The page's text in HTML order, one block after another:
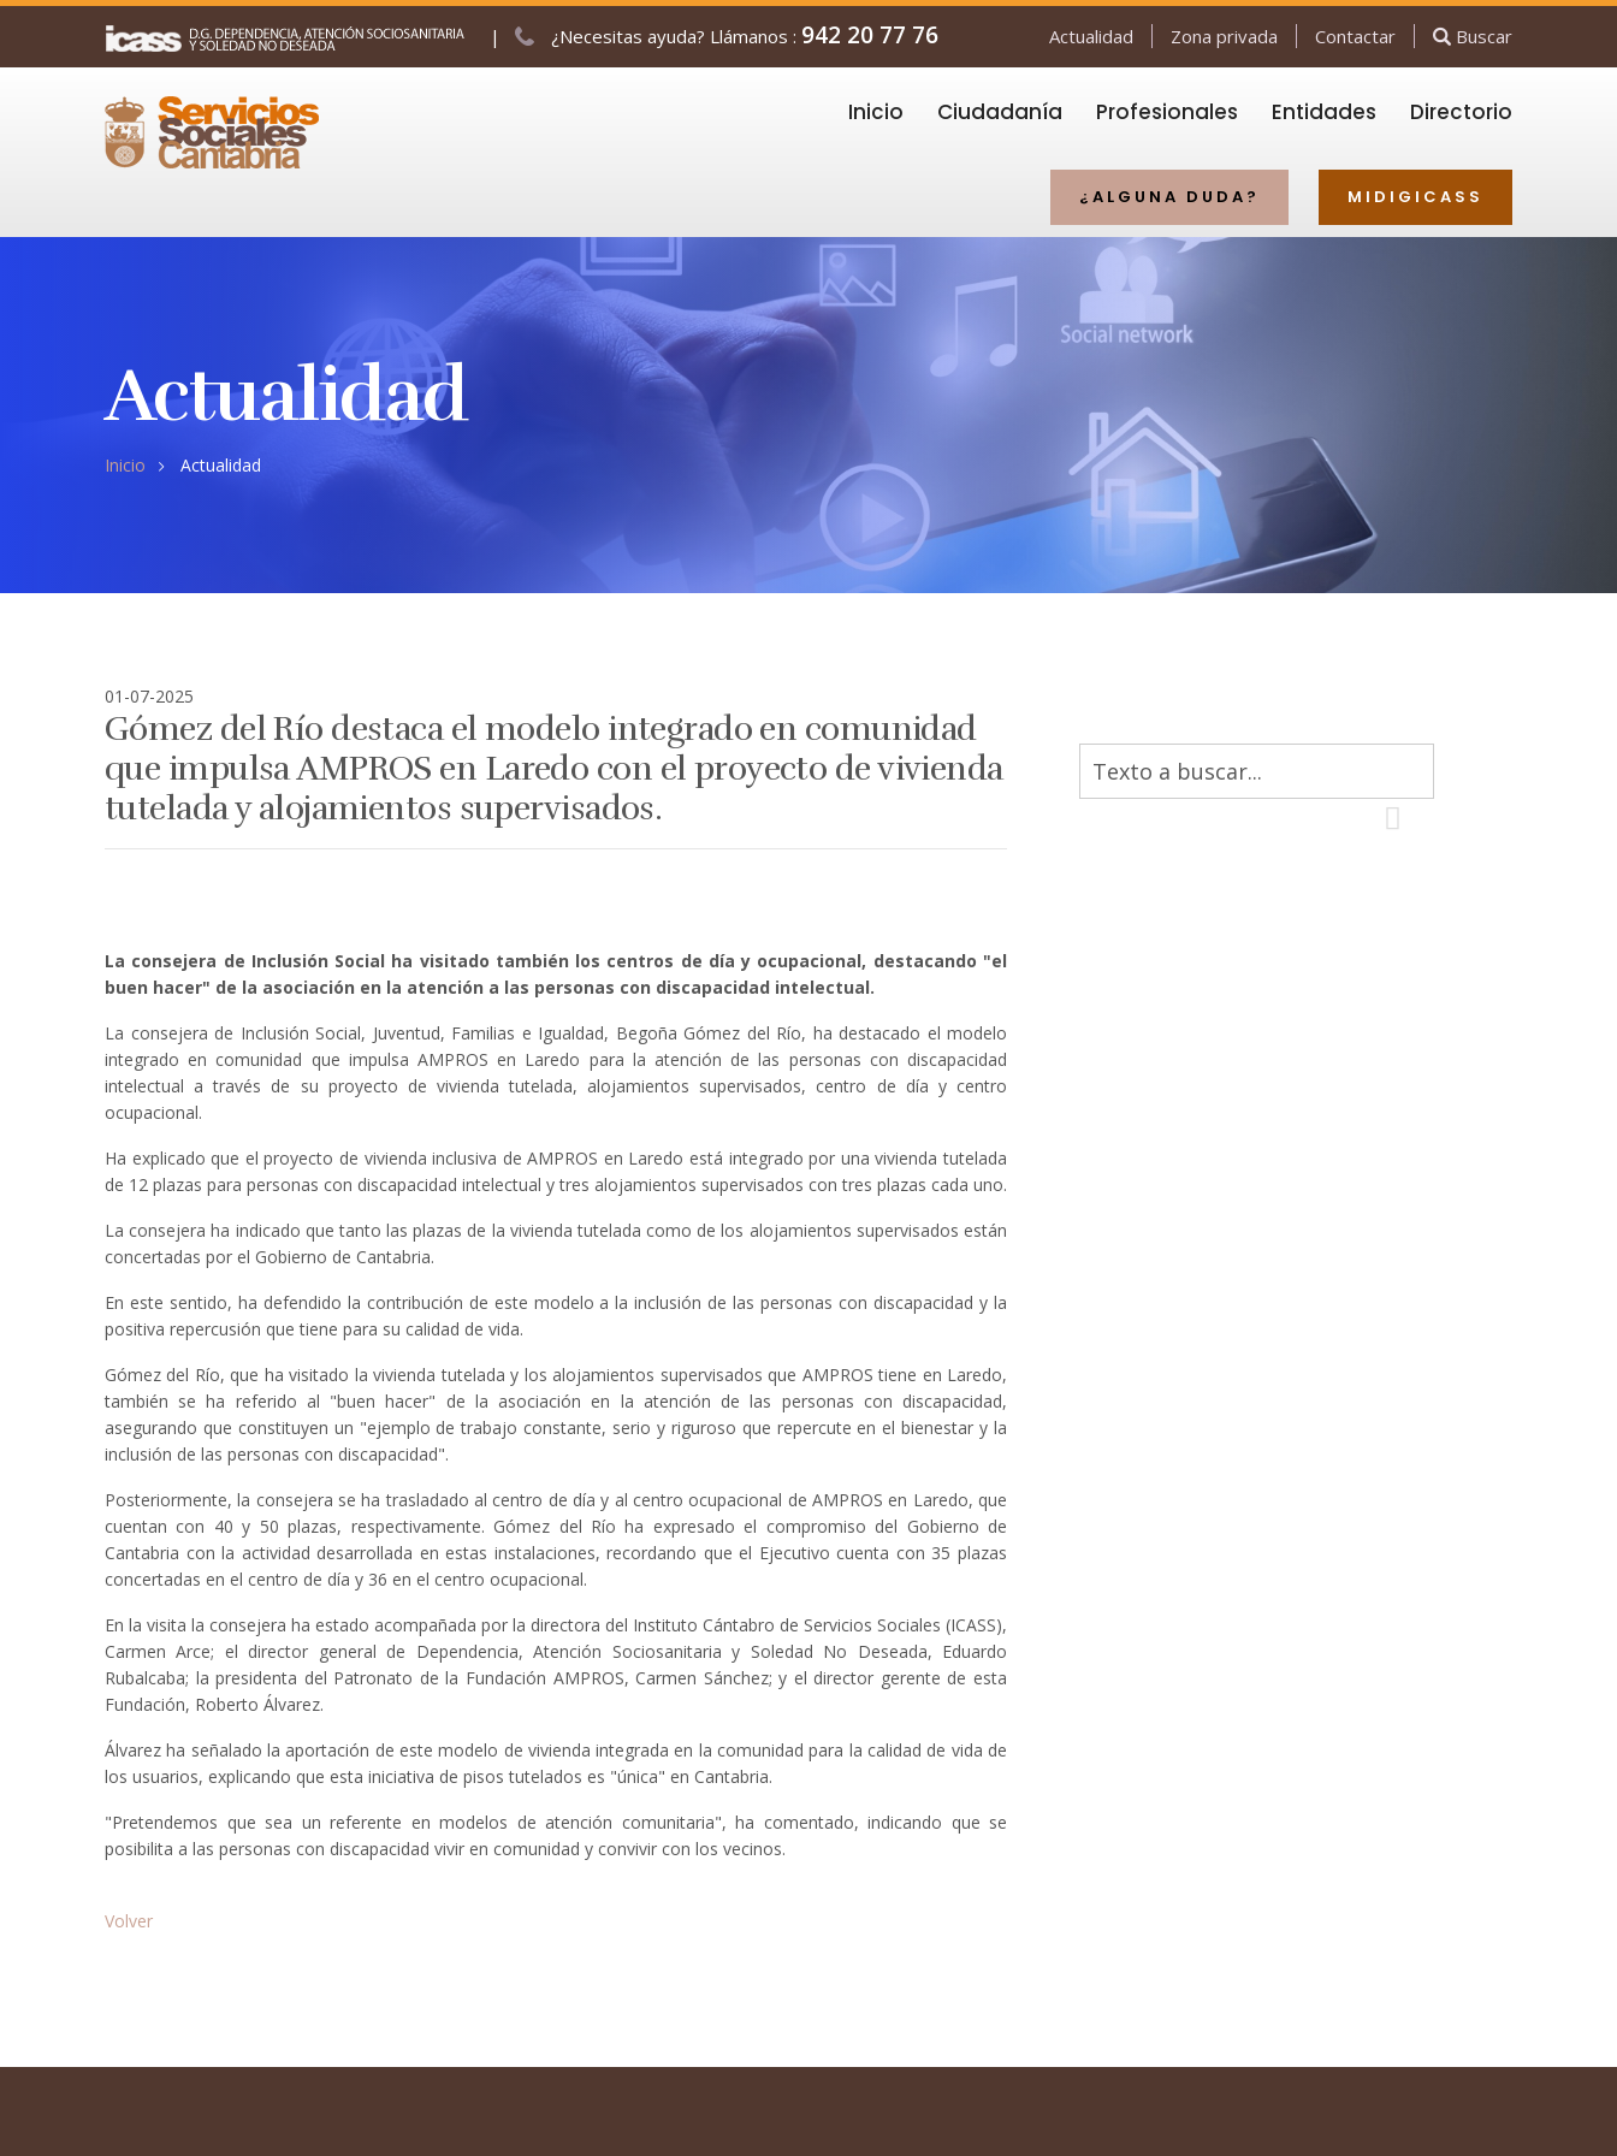
| ¿Necesitas ayuda? Llámanos : 942 20 77 76 Actualidad Zona privada Contactar Buscar
Inicio Ciudadanía Profesionales Entidades Directorio
MIDIGICASS
¿ALGUNA DUDA?
Actualidad
Inicio Actualidad
01-07-2025
Gómez del Río destaca el modelo integrado en comunidad
que impulsa AMPROS en Laredo con el proyecto de vivienda
tutelada y alojamientos supervisados.
La consejera de Inclusión Social ha visitado también los centros de día y ocupacional, destacando "el
buen hacer" de la asociación en la atención a las personas con discapacidad intelectual.
La consejera de Inclusión Social, Juventud, Familias e Igualdad, Begoña Gómez del Río, ha destacado el modelo
integrado en comunidad que impulsa AMPROS en Laredo para la atención de las personas con discapacidad
intelectual a través de su proyecto de vivienda tutelada, alojamientos supervisados, centro de día y centro
ocupacional.
Ha explicado que el proyecto de vivienda inclusiva de AMPROS en Laredo está integrado por una vivienda tutelada
de 12 plazas para personas con discapacidad intelectual y tres alojamientos supervisados con tres plazas cada uno.
La consejera ha indicado que tanto las plazas de la vivienda tutelada como de los alojamientos supervisados están
concertadas por el Gobierno de Cantabria.
En este sentido, ha defendido la contribución de este modelo a la inclusión de las personas con discapacidad y la
positiva repercusión que tiene para su calidad de vida.
Gómez del Río, que ha visitado la vivienda tutelada y los alojamientos supervisados que AMPROS tiene en Laredo,
también se ha referido al "buen hacer" de la asociación en la atención de las personas con discapacidad,
asegurando que constituyen un "ejemplo de trabajo constante, serio y riguroso que repercute en el bienestar y la
inclusión de las personas con discapacidad".
Posteriormente, la consejera se ha trasladado al centro de día y al centro ocupacional de AMPROS en Laredo, que
cuentan con 40 y 50 plazas, respectivamente. Gómez del Río ha expresado el compromiso del Gobierno de
Cantabria con la actividad desarrollada en estas instalaciones, recordando que el Ejecutivo cuenta con 35 plazas
concertadas en el centro de día y 36 en el centro ocupacional.
En la visita la consejera ha estado acompañada por la directora del Instituto Cántabro de Servicios Sociales (ICASS),
Carmen Arce; el director general de Dependencia, Atención Sociosanitaria y Soledad No Deseada, Eduardo
Rubalcaba; la presidenta del Patronato de la Fundación AMPROS, Carmen Sánchez; y el director gerente de esta
Fundación, Roberto Álvarez.
Álvarez ha señalado la aportación de este modelo de vivienda integrada en la comunidad para la calidad de vida de
los usuarios, explicando que esta iniciativa de pisos tutelados es "única" en Cantabria.
"Pretendemos que sea un referente en modelos de atención comunitaria", ha comentado, indicando que se
posibilita a las personas con discapacidad vivir en comunidad y convivir con los vecinos.
Volver